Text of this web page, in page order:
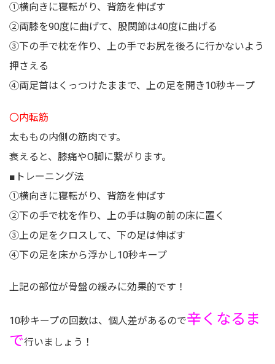
①横向きに寝転がり、背筋を伸ばす
②両膝を90度に曲げて、股関節は40度に曲げる
③下の手で枕を作り、上の手でお尻を後ろに行かないよう
押さえる
④両足首はくっつけたままで、上の足を開き10秒キープ
〇内転筋
太ももの内側の筋肉です。
衰えると、膝痛やO脚に繋がります。
■トレーニング法
①横向きに寝転がり、背筋を伸ばす
②下の手で枕を作り、上の手は胸の前の床に置く
③上の足をクロスして、下の足は伸ばす
④下の足を床から浮かし10秒キープ
上記の部位が骨盤の緩みに効果的です！
10秒キープの回数は、個人差があるので辛くなるま
で行いましょう！